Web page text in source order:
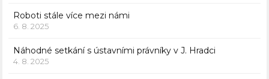
Roboti stále více mezi námi
6. 8. 2025
Náhodné setkání s ústavními právníky v J. Hradci
4. 8. 2025